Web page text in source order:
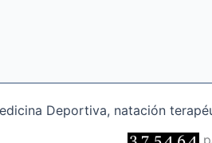
Deportiva, natación